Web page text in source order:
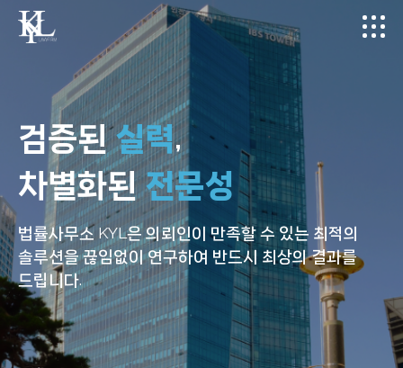
상담부터 사건 수행까지
변호사가 직접 진행
사건의 시작부터 재판까지 전 과정 동안 도움이 필요한
모든 순간에 법률사무소 KYL이 함께 하겠습니다.
검증된실력,
차별화된전문성
법률사무소 KYL은 의뢰인이 만족할 수 있는 최적의
솔루션을끊임없이 연구하여 반드시 최상의 결과를
드립니다.
최상의원스톱
법률서비스를 제공합니다.
법률사무소 KYL은 각 파트의 전문성을 갖춘
변호사들이다양한 분야에서 전문적이고 종합적인
법률서비스를 제공합니다.
검증된실력,
차별화된전문성
법률사무소 KYL은 의뢰인이 만족할 수 있는 최적의
솔루션을끊임없이 연구하여 반드시 최상의 결과를
드립니다.